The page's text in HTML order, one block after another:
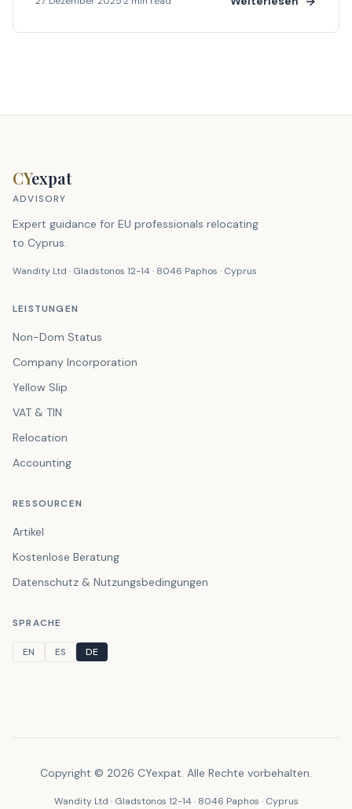
CYexpat
ADVISORY
Expert guidance for EU professionals relocating
to Cyprus.
Wandity Ltd · Gladstonos 12-14 · 8046 Paphos · Cyprus
LEISTUNGEN
Non-Dom Status
Company Incorporation
Yellow Slip
VAT & TIN
Relocation
Accounting
RESSOURCEN
Artikel
Kostenlose Beratung
Datenschutz & Nutzungsbedingungen
SPRACHE
EN ES DE
Copyright © 2026 CYexpat. Alle Rechte vorbehalten.
Wandity Ltd · Gladstonos 12-14 · 8046 Paphos · Cyprus